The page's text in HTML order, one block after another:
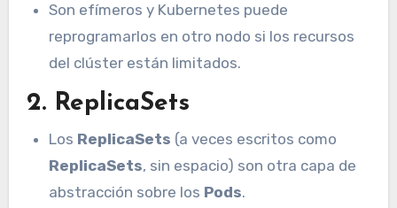
Son efímeros y Kubernetes puede
reprogramarlos en otro nodo si los recursos
del clúster están limitados.
2. ReplicaSets
Los ReplicaSets (a veces escritos como
ReplicaSets, sin espacio) son otra capa de
abstracción sobre los Pods.